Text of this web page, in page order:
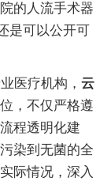
的人流手术器
是可以公开可
医疗机构， 云
，不仅严格遵
程透明化建
染到无菌的全
际情况，深入